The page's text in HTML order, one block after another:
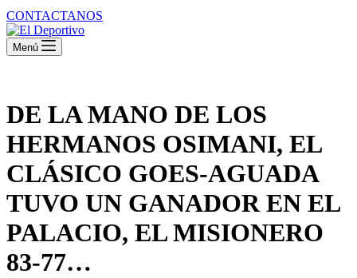
CONTACTANOS
Menú
DE LA MANO DE LOS
HERMANOS OSIMANI, EL
CLÁSICO GOES-AGUADA
TUVO UN GANADOR EN EL
PALACIO, EL MISIONERO
83-77…